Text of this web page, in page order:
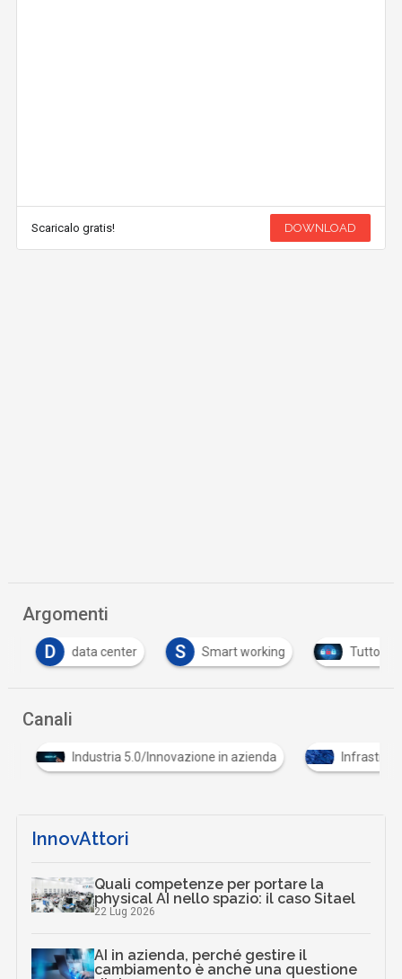
Scaricalo gratis! DOWNLOAD
Argomenti
D
data center S Smart working Tutto su
Canali
Industria 5.0/Innovazione in azienda
InnovAttori
Quali competenze per portare la
physical AI nello spazio: il caso Sitael
22 Lug 2026
AI in azienda, perché gestire il
cambiamento è anche una questione